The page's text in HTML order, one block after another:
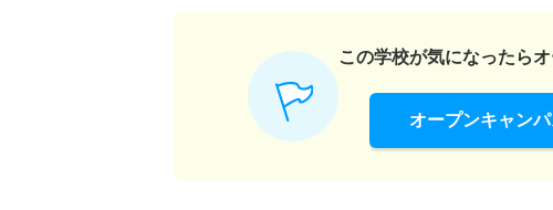
この学校が気になったら
オープンキャン